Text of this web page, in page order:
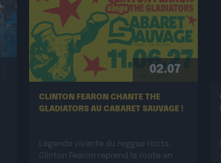
02.07
CLINTON FEARON CHANTE THE
GLADIATORS AU CABARET SAUVAGE !
Légende vivante du reggae roots,
Clinton Fearon reprend la route en